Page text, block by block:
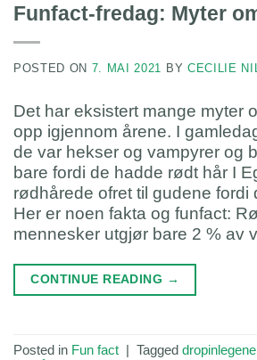
Funfact-fredag: Myter
POSTED ON 7. MAI 2021 BY CECILIE
Det har eksistert mange myter
opp igjennom årene. I
de var hekser og vampyrer og
bare fordi de hadde rødt hår I
rødhårede ofret til gudene fordi
Her er noen fakta og funfact:
mennesker utgjør bare 2 % av
CONTINUE READING →
Posted in Fun fact | Tagged dropinlegene